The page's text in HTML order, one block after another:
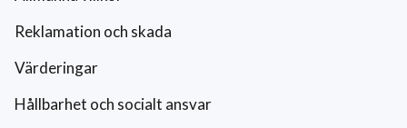
Reklamation och skada
Värderingar
Hållbarhet och socialt ansvar